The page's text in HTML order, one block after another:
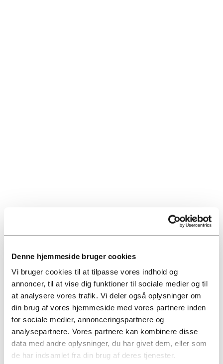
Denne hjemmeside bruger cookies
Vi bruger cookies til at tilpasse vores indhold og
annoncer, til at vise dig funktioner til sociale medier og til
at analysere vores trafik. Vi deler også oplysninger om
din brug af vores hjemmeside med vores partnere inden
for sociale medier, annonceringspartnere og
analysepartnere. Vores partnere kan kombinere disse
data med andre oplysninger, du har givet dem, eller som
de har indsamlet fra din brug af deres tjenester.